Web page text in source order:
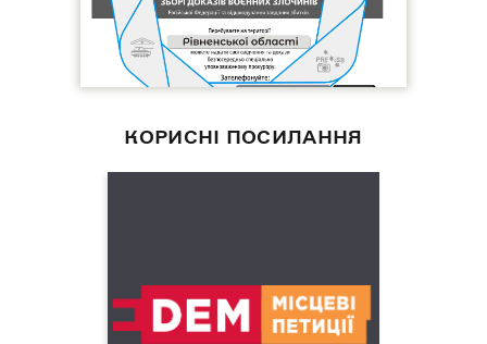
КОРИСНІ ПОСИЛАННЯ